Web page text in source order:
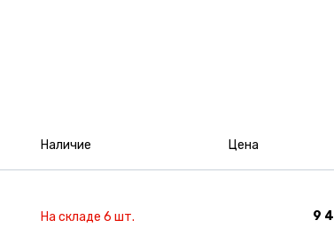
Наличие Цена
На складе 6 шт. 9